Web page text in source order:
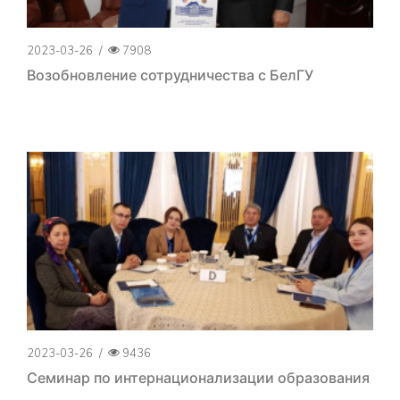
2023-03-26 / 7908
Возобновление сотрудничества с БелГУ
2023-03-26 / 9436
Семинар по интернационализации образования